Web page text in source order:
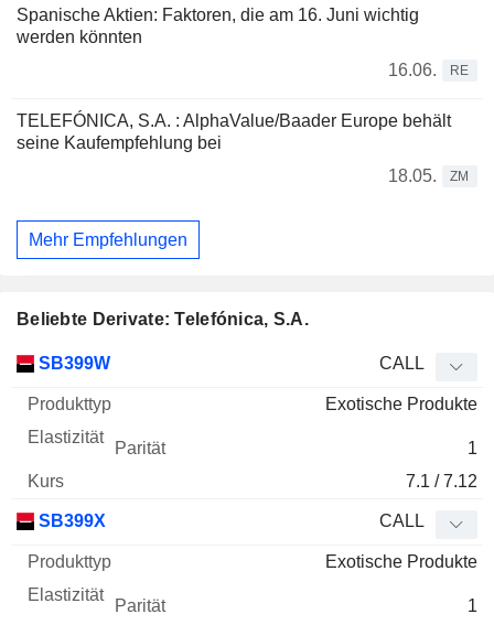
Spanische Aktien: Faktoren, die am 16. Juni wichtig
werden könnten
16.06.
RE
TELEFÓNICA, S.A. : AlphaValue/Baader Europe behält
seine Kaufempfehlung bei
18.05.
ZM
Mehr Empfehlungen
Beliebte Derivate: Telefónica, S.A.
WKN Typ Produkttyp Kurs
SB399W CALL
Exotische Produkte
1
7.1 / 7.12
SB399X CALL
Exotische Produkte
1